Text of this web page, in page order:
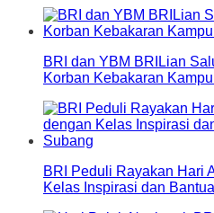
BRI dan YBM BRILian
Korban Kebakaran
BRI Peduli Rayakan Hari
Kelas Inspirasi dan